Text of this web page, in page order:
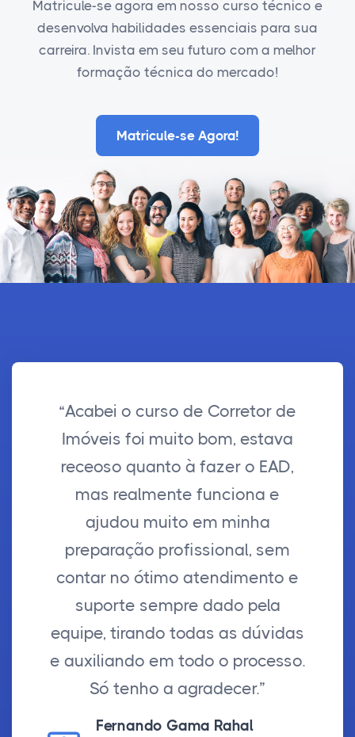
Matricule-se agora em nosso curso técnico e
desenvolva habilidades essenciais para sua
carreira. Invista em seu futuro com a melhor
formação técnica do mercado!
Matricule-se Agora!
“Acabei o curso de Corretor de
Imóveis foi muito bom, estava
receoso quanto à fazer o EAD,
mas realmente funciona e
ajudou muito em minha
preparação profissional, sem
contar no ótimo atendimento e
suporte sempre dado pela
equipe, tirando todas as dúvidas
e auxiliando em todo o processo.
Só tenho a agradecer.”
Fernando Gama Rahal